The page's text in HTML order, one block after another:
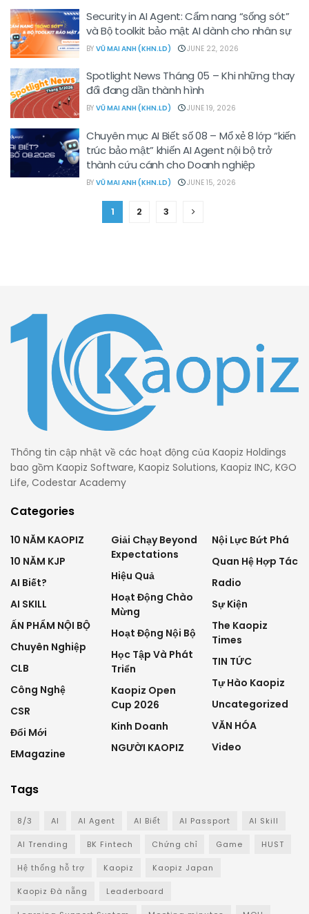
Security in AI Agent: Cẩm nang “sống sót”
và Bộ toolkit bảo mật AI dành cho nhân sự
BY VŨ MAI ANH (KHN.LD) JUNE 22, 2026
Spotlight News Tháng 05 – Khi những thay
đổi đang dần thành hình
BY VŨ MAI ANH (KHN.LD) JUNE 19, 2026
Chuyên mục AI Biết số 08 – Mổ xẻ 8 lớp “kiến
trúc bảo mật” khiến AI Agent nội bộ trở
thành cứu cánh cho Doanh nghiệp
BY VŨ MAI ANH (KHN.LD) JUNE 15, 2026
1 2 3
Thông tin cập nhật về các hoạt động của Kaopiz Holdings
bao gồm Kaopiz Software, Kaopiz Solutions, Kaopiz INC, KGO
Life, Codestar Academy
Categories
10 NĂM KAOPIZ
10 NĂM KJP
AI Biết?
AI SKILL
ẤN PHẨM NỘI BỘ
Chuyên Nghiệp
CLB
Công Nghệ
CSR
Đổi Mới
EMagazine
Giải Chạy Beyond
Expectations
Hiệu Quả
Hoạt Động Chào
Mừng
Hoạt Động Nội Bộ
Học Tập Và Phát
Triển
Kaopiz Open
Cup 2026
Kinh Doanh
NGƯỜI KAOPIZ
Nội Lực Bứt Phá
Quan Hệ Hợp Tác
Radio
Sự Kiện
The Kaopiz
Times
TIN TỨC
Tự Hào Kaopiz
Uncategorized
VĂN HÓA
Video
Tags
8/3 AI AI Agent AI Biết AI Passport AI Skill
AI Trending BK Fintech Chứng chỉ Game HUST
Hệ thống hỗ trợ Kaopiz Kaopiz Japan
Kaopiz Đà nẵng Leaderboard